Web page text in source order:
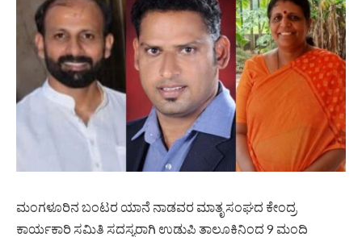
ಮಂಗಳೂರಿನ ಬಂಟರ ಯಾನೆ ನಾಡವರ ಮಾತೃ ಸಂಘದ ಕೇಂದ್ರ
ಕಾರ್ಯಕಾರಿ ಸಮಿತಿ ಸದಸ್ಯರಾಗಿ ಉಡುಪಿ ತಾಲೂಕಿನಿಂದ 9 ಮಂದಿ